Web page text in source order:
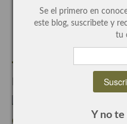
Cocina colombiana
Cocina Venezolana
Cocina de Estados Unidos
Escrito por
Periodista,
Entradas Relacionadas
Conejo con cerezas, receta paso
Se el primero en
este blog, suscribete y
tu
Y no te